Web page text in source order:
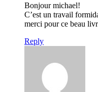
Bonjour michael!
C’est un travail
merci pour ce beau
Reply